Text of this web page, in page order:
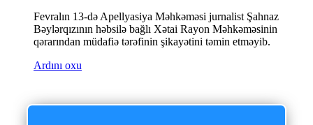
Fevralın 13-də Apellyasiya Məhkəməsi jurnalist Şahnaz
Bəylərqızının həbsilə bağlı Xətai Rayon Məhkəməsinin
qərarından müdafiə tərəfinin şikayətini təmin etməyib.
Ardını oxu